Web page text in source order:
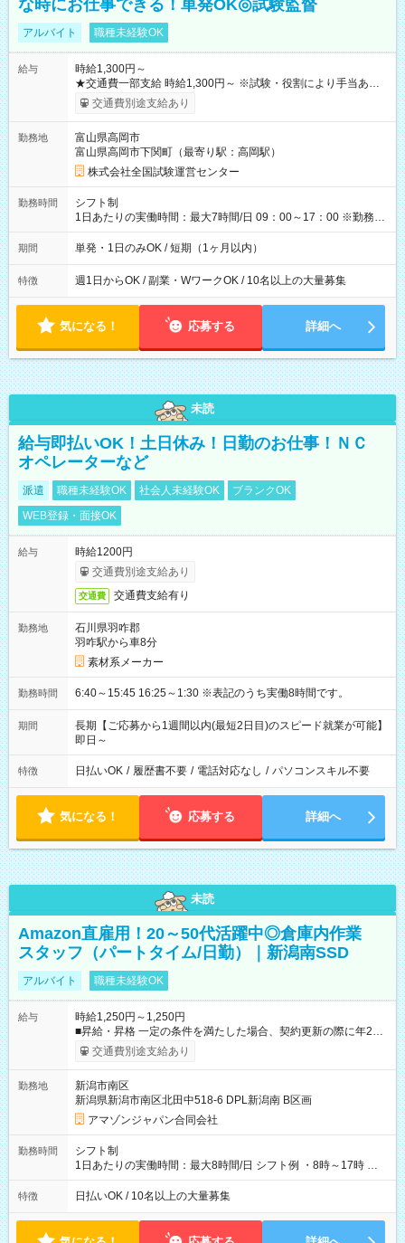
な時にお仕事できる！単発OK◎試験監督
アルバイト 職種未経験OK
給与
時給1,300円～
★交通費一部支給 時給1,300円～ ※試験・役割により手当あり
※勤務回数により昇給あり 【即給（前払い）オプションあ
り！】 希望される場合、勤務から1週間ほどで給与の一部を受け
例】 ・河合塾模擬試験 8:30～17:30（休憩1時間） 時給1,300円
×8時間＝日収10,400円＋交通費 ※当日の役割により時給＋100
円の場合あり ・国家試験 7:00～13:30（休憩なし） 時給1,300
円（役割手当＋100円）×6時間＝日収8,400円＋交通費 【試用期
間】試用期間なし
交通費別途支給あり
勤務地
富山県高岡市
富山県高岡市下関町（最寄り駅：高岡駅）
株式会社全国試験運営センター
勤務時間
シフト制
1日あたりの実働時間：最大7時間/日 09：00～17：00 ※勤務時
間は 試験により異なります。
期間 単発・1日のみOK / 短期（1ヶ月以内）
特徴 週1日からOK / 副業・WワークOK / 10名以上の大量募集
気になる！ 応募する 詳細へ
未読
給与即払いOK！土日休み！日勤のお仕事！ＮＣ
オペレーターなど
派遣 職種未経験OK 社会人未経験OK
ブランクOK
WEB登録・面接OK
給与
時給1200円
交通費別途支給あり
交通費 交通費支給有り
勤務地
石川県羽咋郡
羽咋駅から車8分
素材系メーカー
勤務時間 6:40～15:45 16:25～1:30 ※表記のうち実働8時間です。
期間
長期【ご応募から1週間以内(最短2日目)のスピード就業が可能】
即日～
特徴 日払いOK / 履歴書不要 / 電話対応なし / パソコンスキル不要
気になる！ 応募する 詳細へ
未読
Amazon直雇用！20～50代活躍中◎倉庫内作業
スタッフ（パートタイム/日勤）｜新潟南SSD
アルバイト 職種未経験OK
給与
時給1,250円～1,250円
■昇給・昇格 一定の条件を満たした場合、契約更新の際に年2回
まで昇給の機会があります。 ■正社員登用制度あり ※月末締/翌
月25日支払い ※時間外手当、別途支給 ※深夜割増賃金 (22:00～
☆Amazon直雇用で安定して働けます！ 【試用期間】試用期間
あり 試用期間の長さ：1週間 雇用形態、給与は本採用時と同じ
です。
交通費別途支給あり
勤務地
新潟市南区
新潟県新潟市南区北田中518-6 DPL新潟南 B区画
アマゾンジャパン合同会社
勤務時間
シフト制
1日あたりの実働時間：最大8時間/日 シフト例 ・8時～17時 ・
12時～21時
特徴 日払いOK / 10名以上の大量募集